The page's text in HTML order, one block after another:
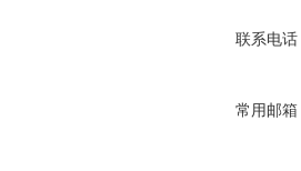
联系电话
常用邮箱